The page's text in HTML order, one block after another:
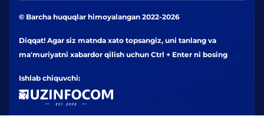
© Barcha huquqlar himoyalangan 2022-2026
Diqqat! Agar siz matnda xato topsangiz, uni tanlang va
ma'muriyatni xabardor qilish uchun Ctrl + Enter ni bosing
Ishlab chiquvchi: